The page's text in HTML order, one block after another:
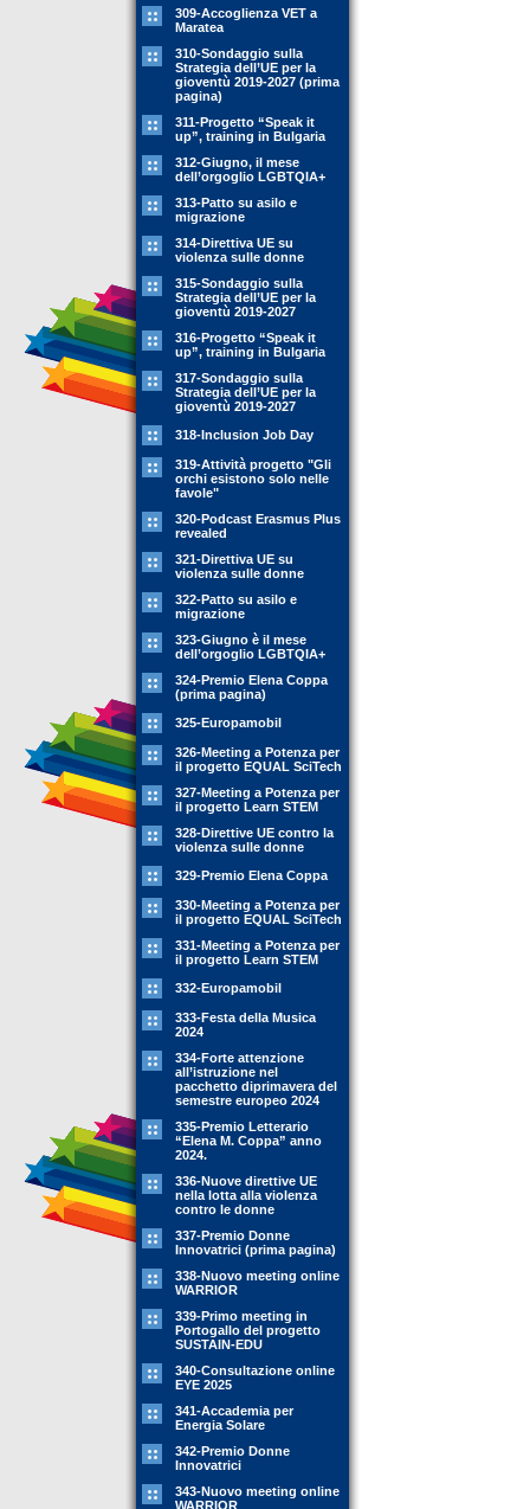
309-Accoglienza VET a
Maratea
310-Sondaggio sulla
Strategia dell’UE per la
gioventù 2019-2027 (prima
pagina)
311-Progetto “Speak it
up”, training in Bulgaria
312-Giugno, il mese
dell’orgoglio LGBTQIA+
313-Patto su asilo e
migrazione
314-Direttiva UE su
violenza sulle donne
315-Sondaggio sulla
Strategia dell’UE per la
gioventù 2019-2027
316-Progetto “Speak it
up”, training in Bulgaria
317-Sondaggio sulla
Strategia dell’UE per la
gioventù 2019-2027
318-Inclusion Job Day
319-Attività progetto "Gli
orchi esistono solo nelle
favole"
320-Podcast Erasmus Plus
revealed
321-Direttiva UE su
violenza sulle donne
322-Patto su asilo e
migrazione
323-Giugno è il mese
dell’orgoglio LGBTQIA+
324-Premio Elena Coppa
(prima pagina)
325-Europamobil
326-Meeting a Potenza per
il progetto EQUAL SciTech
327-Meeting a Potenza per
il progetto Learn STEM
328-Direttive UE contro la
violenza sulle donne
329-Premio Elena Coppa
330-Meeting a Potenza per
il progetto EQUAL SciTech
331-Meeting a Potenza per
il progetto Learn STEM
332-Europamobil
333-Festa della Musica
2024
334-Forte attenzione
all’istruzione nel
pacchetto diprimavera del
semestre europeo 2024
335-Premio Letterario
“Elena M. Coppa” anno
2024.
336-Nuove direttive UE
nella lotta alla violenza
contro le donne
337-Premio Donne
Innovatrici (prima pagina)
338-Nuovo meeting online
WARRIOR
339-Primo meeting in
Portogallo del progetto
SUSTAIN-EDU
340-Consultazione online
EYE 2025
341-Accademia per
Energia Solare
342-Premio Donne
Innovatrici
343-Nuovo meeting online
WARRIOR